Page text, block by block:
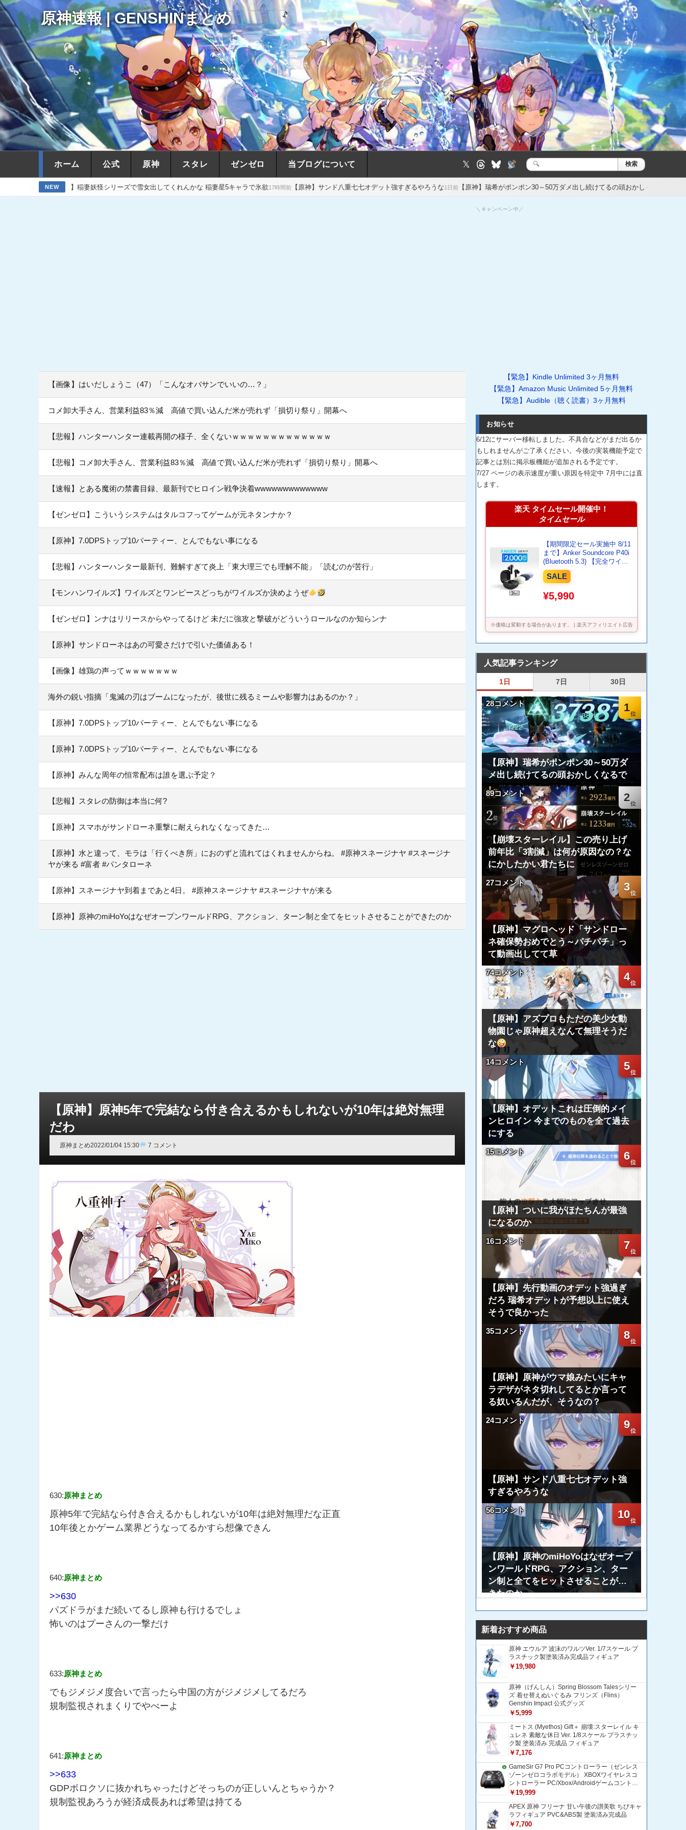
原神速報 | GENSHINまとめ
ホーム 公式 原神 スタレ ゼンゼロ 当ブログについて 𝕏
検
検索
NEW
原神】稲妻妖怪シリーズで雪女出してくれんかな 稲妻星5キャラで氷欲17時間前【原神】サンド八重七七オデット強すぎるやろうな 1日前【原神】瑞希がポンポン30～50万ダメ出し続けてるの頭おかしくなるで1日前【原神】マグロ
【画像】はいだしょうこ（47）「こんなオバサンでいいの…？」
コメ卸大手さん、営業利益83％減 高値で買い込んだ米が売れず「損切り祭り」開幕へ
【悲報】ハンターハンター連載再開の様子、全くないｗｗｗｗｗｗｗｗｗｗｗｗｗ
【悲報】コメ卸大手さん、営業利益83％減 高値で買い込んだ米が売れず「損切り祭り」開幕へ
【速報】とある魔術の禁書目録、最新刊でヒロイン戦争決着wwwwwwwwwwwww
【ゼンゼロ】こういうシステムはタルコフってゲームが元ネタンナか？
【原神】7.0DPSトップ10パーティー、とんでもない事になる
【悲報】ハンターハンター最新刊、難解すぎて炎上「東大理三でも理解不能」「読むのが苦行」
【モンハンワイルズ】ワイルズとワンピースどっちがワイルズか決めようぜ
【ゼンゼロ】ンナはリリースからやってるけど 未だに強攻と撃破がどういうロールなのか知らンナ
【原神】サンドローネはあの可愛さだけで引いた価値ある！
【画像】雄鶏の声ってｗｗｗｗｗｗｗ
海外の鋭い指摘「鬼滅の刃はブームになったが、後世に残るミームや影響力はあるのか？」
【原神】7.0DPSトップ10パーティー、とんでもない事になる
【原神】7.0DPSトップ10パーティー、とんでもない事になる
【原神】みんな周年の恒常配布は誰を選ぶ予定？
【悲報】スタレの防御は本当に何?
【原神】スマホがサンドローネ重撃に耐えられなくなってきた…
【原神】水と違って、モラは「行くべき所」におのずと流れてはくれませんからね。 #原神スネージナヤ #スネージナ
ヤが来る #富者 #パンタローネ
【原神】スネージナヤ到着まであと4日。 #原神スネージナヤ #スネージナヤが来る
【原神】原神のmiHoYoはなぜオープンワールドRPG、アクション、ターン制と全てをヒットさせることができたのか
【原神】原神5年で完結なら付き合えるかもしれないが10年は絶対無理
だわ
原神まとめ2022/01/04 15:30 7 コメント
630:原神まとめ
原神5年で完結なら付き合えるかもしれないが10年は絶対無理だな正直
10年後とかゲーム業界どうなってるかすら想像できん
640:原神まとめ
>>630
パズドラがまだ続いてるし原神も行けるでしょ
怖いのはプーさんの一撃だけ
633:原神まとめ
でもジメジメ度合いで言ったら中国の方がジメジメしてるだろ
規制監視されまくりでやべーよ
641:原神まとめ
>>633
GDPボロクソに抜かれちゃったけどそっちのが正しいんとちゃうか？
規制監視あろうが経済成長あれば希望は持てる
＼キャンペーン中／
【緊急】Kindle Unlimited 3ヶ月無料
【緊急】Amazon Music Unlimited 5ヶ月無料
【緊急】Audible（聴く読書）3ヶ月無料
お知らせ
6/12にサーバー移転しました。不具合などがまだ出るか
もしれませんがご了承ください。今後の実装機能予定で
記事とは別に掲示板機能が追加される予定です。
7/27 ページの表示速度が重い原因を特定中 7月中には直
します。
楽天 タイムセール開催中！
タイムセール
【期間限定セール実施中 8/11
まで】Anker Soundcore P40i
(Bluetooth 5.3) 【完全ワイヤ
レスイヤホン/ウルトラノイズ
キャンセリング 2.0 / マルチ
ポイント接続 / 最大60時間再
生 / PSE技術基準適合】
SALE
¥5,990
※価格は変動する場合があります。 | 楽天アフィリエイト広告
人気記事ランキング
1日 7日 30日
1
28コメント
【原神】瑞希がポンポン30～50万ダ
メ出し続けてるの頭おかしくなるで
2
89コメント
【崩壊スターレイル】この売り上げ
前年比「3割減」は何が原因なの？な
にかしたかい君たちに
3
27コメント
【原神】マグロヘッド「サンドロー
ネ確保勢おめでとう～パチパチ」っ
て動画出してて草
4
74コメント
【原神】アズプロもただの美少女動
物園じゃ原神超えなんて無理そうだ
な
5
14コメント
【原神】オデットこれは圧倒的メイ
ンヒロイン 今までのものを全て過去
にする
6
15コメント
【原神】ついに我がほたちんが最強
になるのか
7
16コメント
【原神】先行動画のオデット強過ぎ
だろ 瑞希オデットが予想以上に使え
そうで良かった
8
35コメント
【原神】原神がウマ娘みたいにキャ
ラデザがネタ切れしてるとか言って
る奴いるんだが、そうなの？
9
24コメント
【原神】サンド八重七七オデット強
すぎるやろうな
10
56コメント
【原神】原神のmiHoYoはなぜオープ
ンワールドRPG、アクション、ター
ン制と全てをヒットさせることがで
きたのか
新着おすすめ商品
原神 エウルア 波沫のワルツVer. 1/7スケール プ
ラスチック製塗装済み完成品フィギュア
￥19,980
原神（げんしん）Spring Blossom Talesシリー
ズ 着せ替えぬいぐるみ フリンズ（Flins）
Genshin Impact 公式グッズ
￥5,999
ミートス (Myethos) Gift＋ 崩壊:スターレイル キ
ュレネ 素敵な休日 Ver. 1/8スケール プラスチッ
ク製 塗装済み 完成品 フィギュア
￥7,176
GameSir G7 Pro PCコントローラー（ゼンレス
ゾーンゼロコラボモデル） XBOXワイヤレスコ
ントローラー PC/Xbox/Androidゲームコントロ
ーラー 1200mAH大容量バッテリー TMRホール
コントローラー 追加ボタン＆トリガー/グリップ
振動モーター搭載 トリガーストップ＆背面ボタ
ンロック付きゲームパッド 光学式マイクロスイ
￥19,999
APEX 原神 フリーナ 甘い午後の讃美歌 ちびキャ
ラフィギュア PVC&ABS製 塗装済み完成品
￥7,700